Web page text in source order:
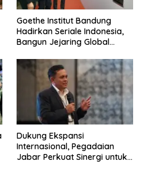
Goethe Institut Bandung
Hadirkan Seriale Indonesia,
Bangun Jejaring Global
Dukung Ekspansi
Internasional, Pegadaian
Jabar Perkuat Sinergi untuk